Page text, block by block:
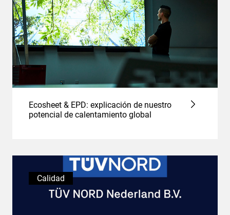
Ecosheet & EPD: explicación de nuestro
potencial de calentamiento global
Calidad